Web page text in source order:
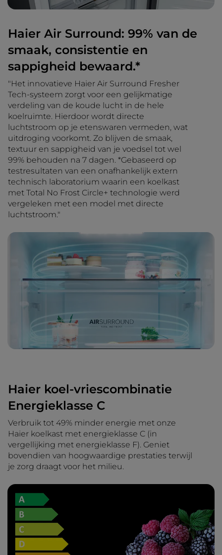
Haier Air Surround: 99% van de
smaak, consistentie en
sappigheid bewaard.*
"Het innovatieve Haier Air Surround Fresher
Tech-systeem zorgt voor een gelijkmatige
verdeling van de koude lucht in de hele
koelruimte. Hierdoor wordt directe
luchtstroom op je etenswaren vermeden, wat
uitdroging voorkomt. Zo blijven de smaak,
textuur en sappigheid van je voedsel tot wel
99% behouden na 7 dagen. *Gebaseerd op
testresultaten van een onafhankelijk extern
technisch laboratorium waarin een koelkast
met Total No Frost Circle+ technologie werd
vergeleken met een model met directe
luchtstroom."
Haier koel-vriescombinatie
Energieklasse C
Verbruik tot 49% minder energie met onze
Haier koelkast met energieklasse C (in
vergellijking met energieklasse F). Geniet
bovendien van hoogwaardige prestaties terwijl
je zorg draagt voor het milieu.